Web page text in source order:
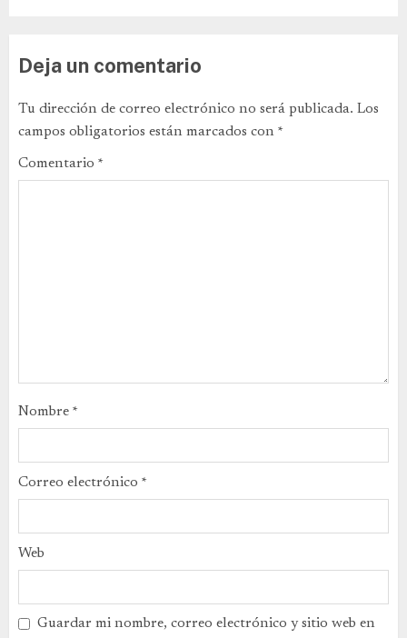
Deja un comentario
Tu dirección de correo electrónico no será publicada. Los
campos obligatorios están marcados con *
Comentario *
Nombre *
Correo electrónico *
Web
Guardar mi nombre, correo electrónico y sitio web en